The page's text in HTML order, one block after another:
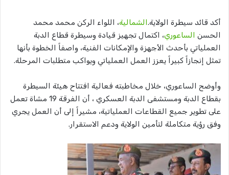
أكد قائد سيطرة الولاية.الشمالية، اللواء الركن محمد محمد
الحسن الساعوري، اكتمال تجهيز قيادة وسيطرة قطاع الدبة
العملياتي بأحدث الأجهزة والإمكانات الفنية، واصفاً الخطوة بأنها
تمثل إنجازاً كبيراً يعزز العمل العملياتي ويواكب متطلبات المرحلة.
وأوضح الساعوري، خلال مخاطبته فعالية افتتاح هيئة السيطرة
بقطاع الدبة ومستشفى الدبة العسكري ، أن الفرقة 19 مشاة تعمل
على تطوير جميع القطاعات العملياتية، مشيراً إلى أن العمل يجري
وفق رؤية متكاملة لتأمين الولاية ودعم الاستقرار.